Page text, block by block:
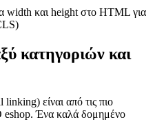
width και height στο HTML για
κατηγοριών και
είναι από τις πιο
eshop. Ένα καλά δομημένο